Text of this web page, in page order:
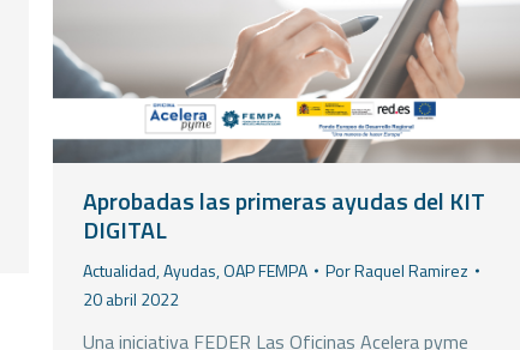
Aprobadas las primeras ayudas del KIT
DIGITAL
Actualidad,Ayudas,OAP FEMPA PorRaquel Ramirez
20 abril 2022
Una iniciativa FEDER Las Oficinas Acelera pyme